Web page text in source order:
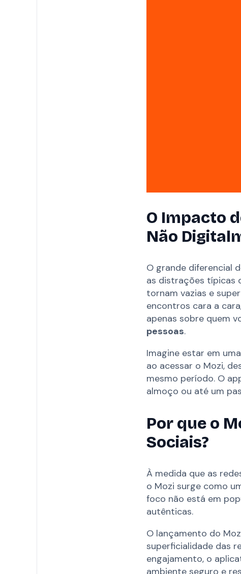
O Impacto
Não
O grande diferencial
as distrações típicas
tornam vazias e
encontros cara a
apenas sobre quem
pessoas.
Imagine estar em
ao acessar o Mozi,
mesmo período. O
almoço ou até um
Por que o
Sociais?
À medida que as
o Mozi surge como
foco não está em
autênticas.
O lançamento do
superficialidade das
engajamento, o
ambiente seguro e